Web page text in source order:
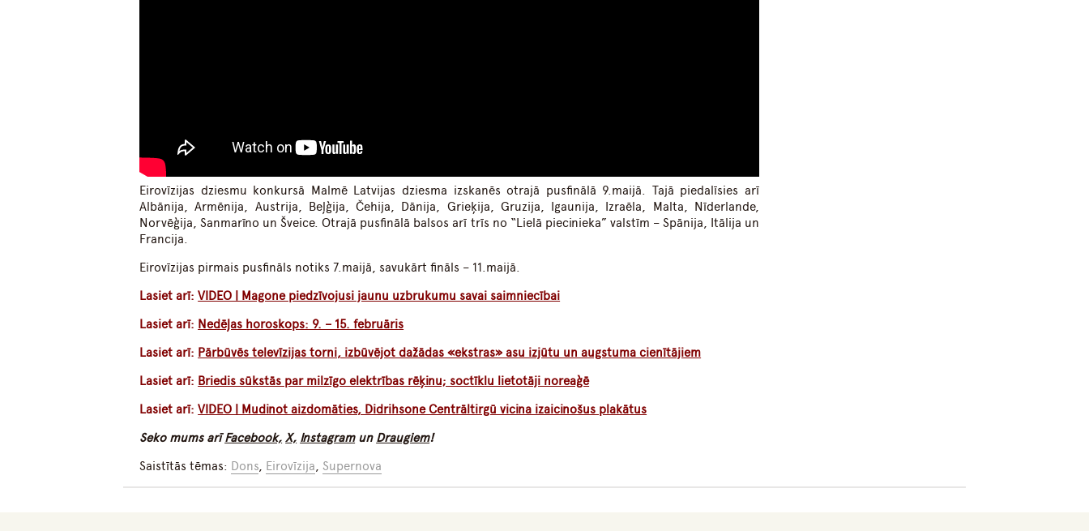
Eirovīzijas dziesmu konkursā Malmē Latvijas dziesma izskanēs otrajā pusfinālā 9.maijā. Tajā piedalīsies arī
Albānija, Armēnija, Austrija, Beļģija, Čehija, Dānija, Grieķija, Gruzija, Igaunija, Izraēla, Malta, Nīderlande,
Norvēģija, Sanmarīno un Šveice. Otrajā pusfinālā balsos arī trīs no “Lielā piecinieka” valstīm – Spānija, Itālija un
Francija.
Eirovīzijas pirmais pusfināls notiks 7.maijā, savukārt fināls – 11.maijā.
Lasiet arī:VIDEO | Magone piedzīvojusi jaunu uzbrukumu savai saimniecībai
Lasiet arī: Nedēļas horoskops: 9. – 15. februāris
Lasiet arī: Pārbūvēs televīzijas torni, izbūvējot dažādas «ekstras» asu izjūtu un augstuma cienītājiem
Lasiet arī: Briedis sūkstās par milzīgo elektrības rēķinu; soctīklu lietotāji noreaģē
Lasiet arī:VIDEO | Mudinot aizdomāties, Didrihsone Centrāltirgū vicina izaicinošus plakātus
Seko mums arīFacebook, X, Instagramun Draugiem!
Saistītās tēmas: Dons, Eirovīzija,Supernova